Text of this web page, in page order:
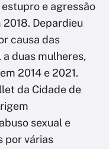
e agressão
Depardieu
causa das
duas mulheres,
2014 e 2021.
da Cidade de
sexual e
por várias